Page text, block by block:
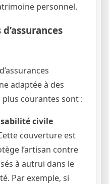
personnel.
adaptée à des
plus courantes sont :
civile
couverture est
l’artisan contre
à autrui dans le
Par exemple, si